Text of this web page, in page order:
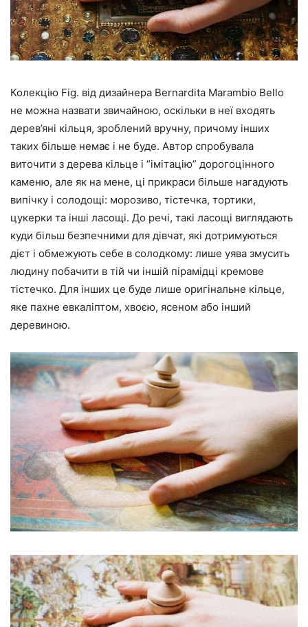
Колекцію Fig. від дизайнера Bernardita Marambio Bello
не можна назвати звичайною, оскільки в неї входять
дерев’яні кільця, зроблений вручну, причому інших
таких більше немає і не буде. Автор спробувала
виточити з дерева кільце і “імітацію” дорогоцінного
каменю, але як на мене, ці прикраси більше нагадують
випічку і солодощі: морозиво, тістечка, тортики,
цукерки та інші ласощі. До речі, такі ласощі виглядають
куди більш безпечними для дівчат, які дотримуються
дієт і обмежують себе в солодкому: лише уява змусить
людину побачити в тій чи іншій пірамідці кремове
тістечко. Для інших це буде лише оригінальне кільце,
яке пахне евкаліптом, хвоєю, ясеном або інший
деревиною.